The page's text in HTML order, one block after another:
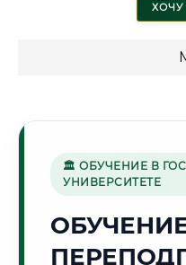
ХОЧУ
Г.
🏛 ОБУЧЕНИЕ В
УНИВЕРСИТЕТЕ